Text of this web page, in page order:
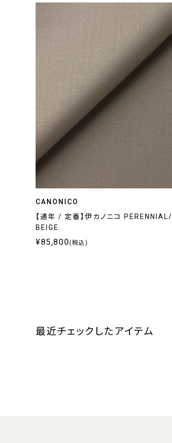
CANONICO
【通年 / 定番】伊カノニコ PERENNIAL/
BEIGE
¥85,800(税込)
最近チェックしたアイテム